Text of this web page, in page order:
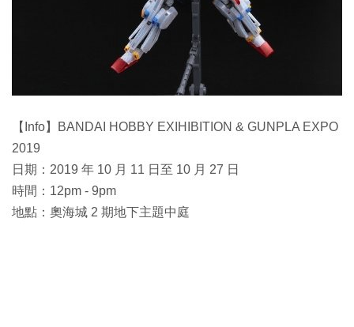
【Info】BANDAI HOBBY EXIHIBITION & GUNPLA EXPO
2019
日期：2019 年 10 月 11 日至 10 月 27 日
時間：12pm - 9pm
地點：奧海城 2 期地下主題中庭